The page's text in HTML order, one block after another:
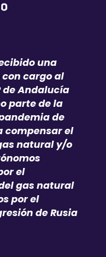
una
con cargo al
de Andalucía
parte de la
de
compensar el
natural y/o
el
gas natural
por el
de Rusia